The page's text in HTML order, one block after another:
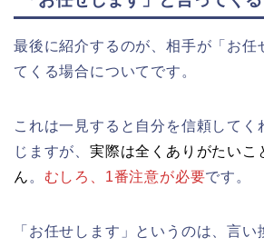
最後に紹介するのが、相手が「お任
てくる場合についてです。
これは一見すると自分を信頼してく
じますが、 実際は全くありがたいこ
ん 。 むしろ、1番注意が必要です。
「お任せします」というのは、言い